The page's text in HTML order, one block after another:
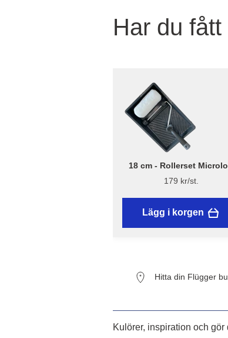
Har du
18 cm - Rollerset
Rough Ø38mm - Flügger
179 kr/st.
Lägg i korgen
Hitta din Flügger
Kulörer, inspiration och gör